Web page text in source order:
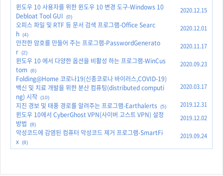
윈도우 10 사용자를 위한 윈도우 10 변경 도구-Windows 10
Debloat Tool GUI
(0)
2020.12.15
오피스 파일 및 RTF 등 문서 검색 프로그램-Office Searc
h (4)
2020.12.01
안전한 암호를 만들어 주는 프로그램-PasswordGenerato
r (2)
2020.11.17
윈도우 10 에서 다양한 옵션을 비활성 하는 프로그램-WinCus
tom
(6)
2020.09.23
Folding@Home 코로나19(신종코로나 바이러스,COVID-19)
백신 및 치료 개발을 위한 분산 컴퓨팅(distributed computi
ng) 시작 (10)
2020.03.17
지진 경보 및 태풍 경로를 알려주는 프로그램-Earthalerts (5) 2019.12.31
윈도우 10에서 CyberGhost VPN(사이버 고스트 VPN) 설정
방법
(8)
2019.12.02
악성코드에 감염된 컴퓨터 악성코드 제거 프로그램-SmartFi
x (8)
2019.09.24